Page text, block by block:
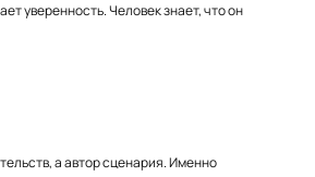
уверенность. Человек знает, что он
а автор сценария. Именно